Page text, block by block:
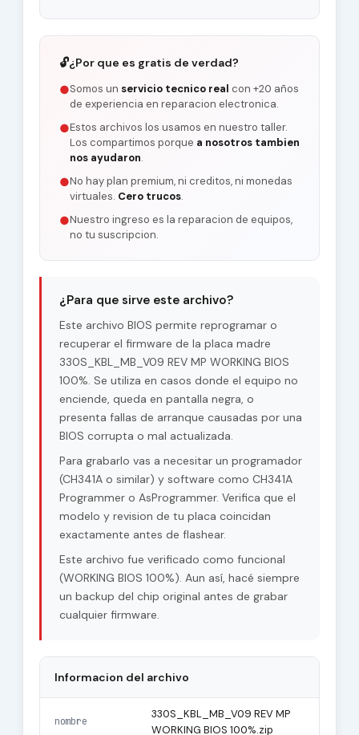
🔓¿Por que es gratis de verdad?
●Somos un servicio tecnico real con +20 años
de experiencia en reparacion electronica.
●Estos archivos los usamos en nuestro taller.
Los compartimos porque a nosotros tambien
nos ayudaron.
●No hay plan premium, ni creditos, ni monedas
virtuales. Cero trucos.
●Nuestro ingreso es la reparacion de equipos,
no tu suscripcion.
¿Para que sirve este archivo?
Este archivo BIOS permite reprogramar o
recuperar el firmware de la placa madre
330S_KBL_MB_V09 REV MP WORKING BIOS
100%. Se utiliza en casos donde el equipo no
enciende, queda en pantalla negra, o
presenta fallas de arranque causadas por una
BIOS corrupta o mal actualizada.
Para grabarlo vas a necesitar un programador
(CH341A o similar) y software como CH341A
Programmer o AsProgrammer. Verifica que el
modelo y revision de tu placa coincidan
exactamente antes de flashear.
Este archivo fue verificado como funcional
(WORKING BIOS 100%). Aun así, hacé siempre
un backup del chip original antes de grabar
cualquier firmware.
Informacion del archivo
nombre
330S_KBL_MB_V09 REV MP
WORKING BIOS 100%.zip